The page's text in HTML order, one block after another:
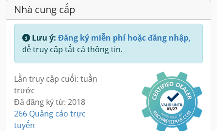
Nhà cung cấp
Lưu ý: Đăng ký miễn phí hoặc đăng nhập,
để truy cập tất cả thông tin.
Lần truy cập cuối: tuần
trước
Đã đăng ký từ: 2018
266 Quảng cáo trực
tuyến